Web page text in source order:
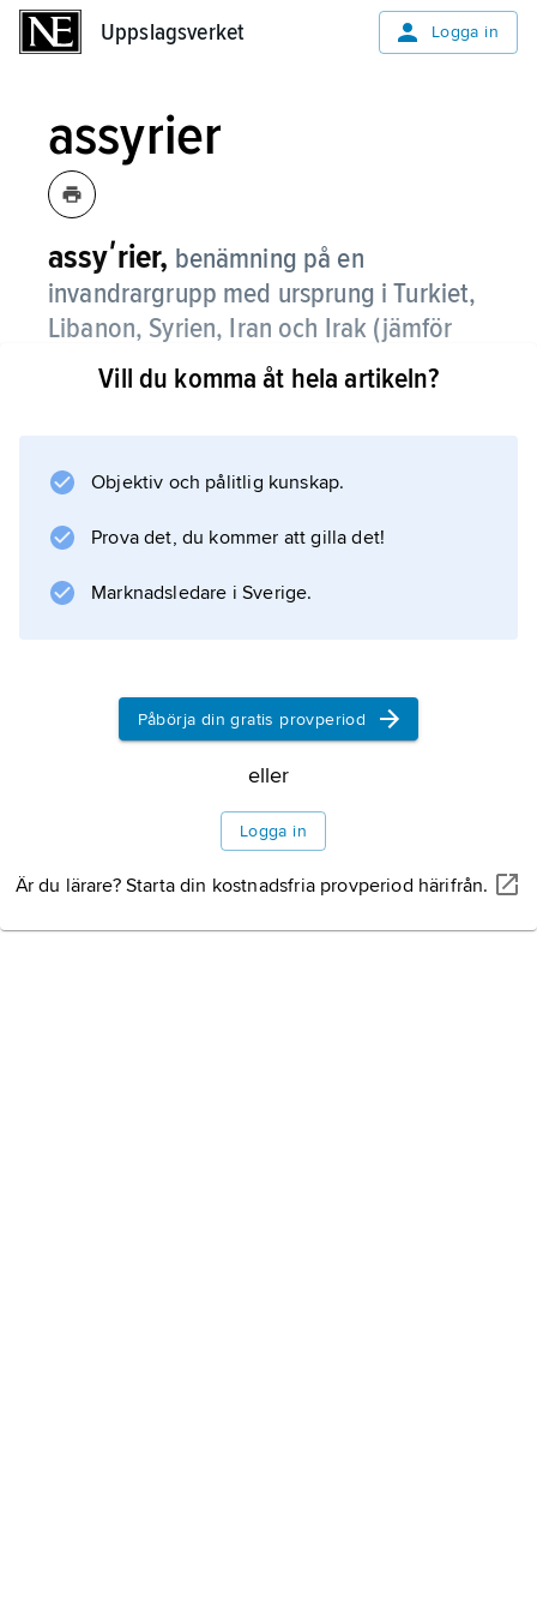
Uppslagsverket Logga in
assyrier
assyʹrier, benämning på en
invandrargrupp med ursprung i Turkiet,
Libanon, Syrien, Iran och Irak (jämför
syrianer ).
ärkebiskopssäte i Södertälje. Vissa tillhör dock
Litteraturanvisning
Information om artikeln
Vill du komma åt hela artikeln?
Objektiv och pålitlig kunskap.
Prova det, du kommer att gilla det!
Marknadsledare i Sverige.
Påbörja din gratis provperiod
eller
Logga in
Är du lärare? Starta din kostnadsfria provperiod härifrån.